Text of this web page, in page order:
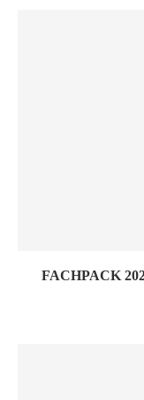
FACHPACK